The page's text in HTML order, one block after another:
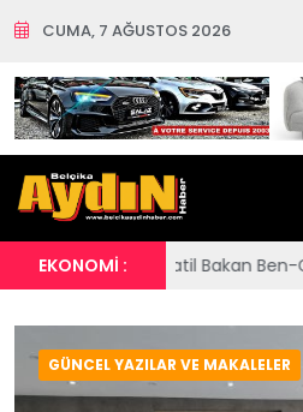
CUMA, 7 AĞUSTOS 2026
EKONOMİ :
Ben-Gvir'den, Filistinli esirlerin
GÜNCEL YAZILAR VE MAKALELER